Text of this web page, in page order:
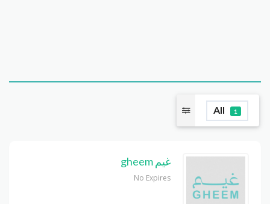
All 1
غيم gheem
No Expires